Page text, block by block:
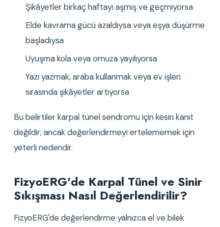
Şikâyetler birkaç haftayı aşmış ve geçmiyorsa
Elde kavrama gücü azaldıysa veya eşya düşürme
başladıysa
Uyuşma kola veya omuza yayılıyorsa
Yazı yazmak, araba kullanmak veya ev işleri
sırasında şikâyetler artıyorsa
Bu belirtiler karpal tünel sendromu için kesin kanıt
değildir; ancak değerlendirmeyi ertelememek için
yeterli nedendir.
FizyoERG'de Karpal Tünel ve Sinir
Sıkışması Nasıl Değerlendirilir?
FizyoERG'de değerlendirme yalnızca el ve bilek